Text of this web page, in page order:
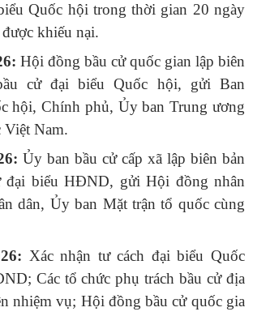
Quốc hội trong thời gian 20 ngày
khiếu nại.
Hội đồng bầu cử quốc gian lập biên
cử đại biểu Quốc hội, gửi Ban
hội, Chính phủ, Ủy ban Trung ương
Việt Nam.
Ủy ban bầu cử cấp xã lập biên bản
đại biểu HĐND, gửi Hội đồng nhân
dân, Ủy ban Mặt trận tổ quốc cùng
Xác nhận tư cách đại biểu Quốc
Các tổ chức phụ trách bầu cử địa
nhiệm vụ; Hội đồng bầu cử quốc gia